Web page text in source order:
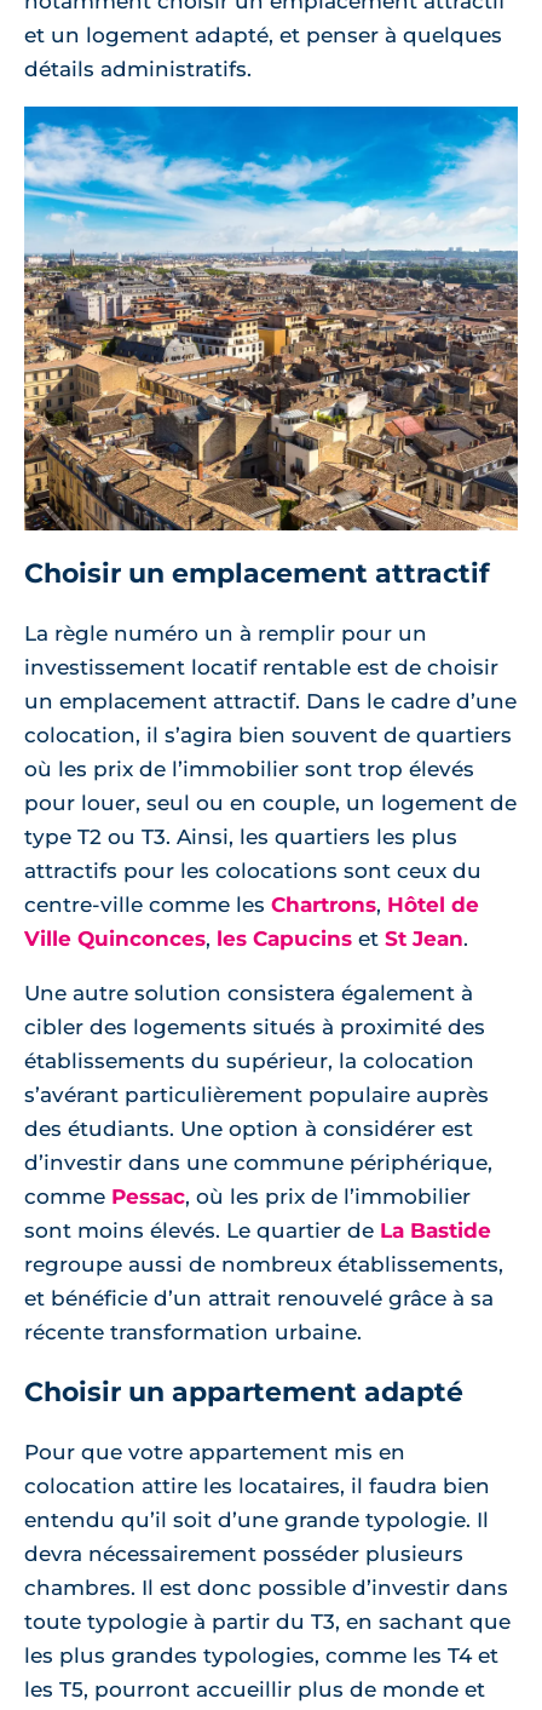
et un logement adapté, et penser à quelques
détails administratifs.
Choisir un emplacement attractif
La règle numéro un à remplir pour un
investissement locatif rentable est de choisir
un emplacement attractif. Dans le cadre d’une
colocation, il s’agira bien souvent de quartiers
où les prix de l’immobilier sont trop élevés
pour louer, seul ou en couple, un logement de
type T2 ou T3. Ainsi, les quartiers les plus
attractifs pour les colocations sont ceux du
centre-ville comme les Chartrons, Hôtel de
Ville Quinconces, les Capucins et St Jean.
Une autre solution consistera également à
cibler des logements situés à proximité des
établissements du supérieur, la colocation
s’avérant particulièrement populaire auprès
des étudiants. Une option à considérer est
d’investir dans une commune périphérique,
comme Pessac, où les prix de l’immobilier
sont moins élevés. Le quartier de La Bastide
regroupe aussi de nombreux établissements,
et bénéficie d’un attrait renouvelé grâce à sa
récente transformation urbaine.
Choisir un appartement adapté
Pour que votre appartement mis en
colocation attire les locataires, il faudra bien
entendu qu’il soit d’une grande typologie. Il
devra nécessairement posséder plusieurs
chambres. Il est donc possible d’investir dans
toute typologie à partir du T3, en sachant que
les plus grandes typologies, comme les T4 et
les T5, pourront accueillir plus de monde et